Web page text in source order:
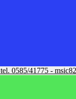
tel. 0585/41775 -